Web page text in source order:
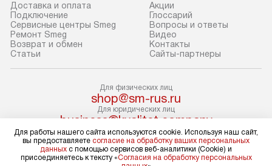
упакованный товар до подъезда.
Если вам необходимо доставить
покупку до двери вашей квартиры
или места установки, пожалуйста,
с менеджером. За эту услугу будет
взиматься дополнительная плата.
Обратите внимание на размеры
товара: например, если габариты
холодильника не позволяют
пронести его через дверной проем,
отдельных
запуск и
по
монтаж не
коммуникаций,
Доставка и оплата
Подключение
Сервисные центры Smeg
Ремонт Smeg
Возврат и обмен
Статьи
Акции
Глоссарий
Вопросы и ответы
Видео
Контакты
Сайты-партнеры
Для физических лиц
shop@sm-rus.ru
Для юридических лиц
business@kvalitet.company
НАПИСАТЬ РУКОВОДСТВУ
Для работы нашего сайта используются cookie. Используя наш сайт,
вы предоставляете согласие на обработку ваших персональных
данных с помощью сервисов веб-аналитики (Cookie) и
присоединяетесь к тексту «Согласия на обработку персональных